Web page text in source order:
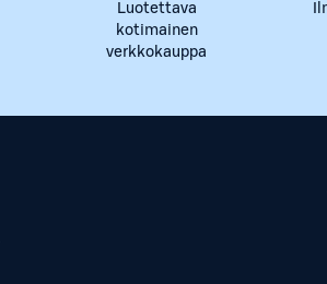
Luotettava
kotimainen
verkkokauppa